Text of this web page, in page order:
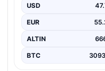
fiyatları
USD
EUR
ALTIN
BTC